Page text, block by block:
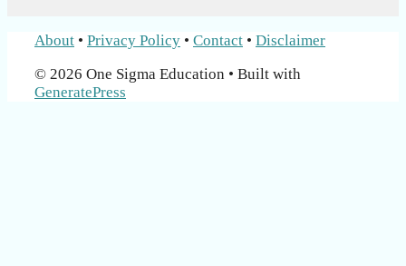
About • Privacy Policy • Contact • Disclaimer
© 2026 One Sigma Education • Built with
GeneratePress